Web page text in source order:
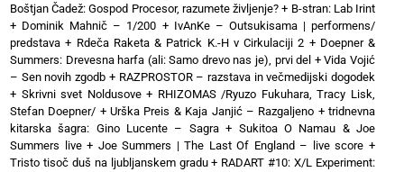
Boštjan Čadež: Gospod Procesor, razumete življenje? + B-stran: Lab Irint
+ Dominik Mahnič – 1/200 + IvAnKe – Outsukisama | performens/
predstava + Rdeča Raketa & Patrick K.-H v Cirkulaciji 2 + Doepner &
Summers: Drevesna harfa (ali: Samo drevo nas je), prvi del +Vida Vojić
– Sen novih zgodb + RAZPROSTOR – razstava in večmedijski dogodek
+ Skrivni svet Noldusove+ RHIZOMAS /Ryuzo Fukuhara, Tracy Lisk,
Stefan Doepner/ +Urška Preis & Kaja Janjić – Razgaljeno +tridnevna
kitarska šagra: Gino Lucente – Sagra+ Sukitoa O Namau & Joe
Summers live+ Joe Summers | The Last Of England – live score +
Tristo tisoč duš na ljubljanskem gradu+ RADART #10: X/L Experiment: